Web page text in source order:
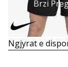
Brzi
Ngjyrat e